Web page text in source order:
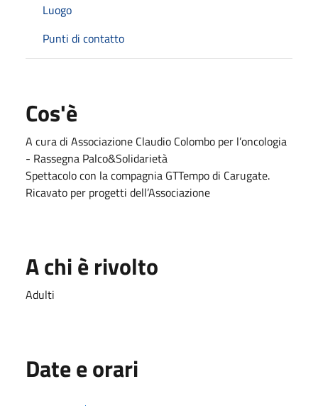
Luogo
Punti di contatto
Cos'è
A cura di Associazione Claudio Colombo per l’oncologia
- Rassegna Palco&Solidarietà
Spettacolo con la compagnia GTTempo di Carugate.
Ricavato per progetti dell’Associazione
A chi è rivolto
Adulti
Date e orari